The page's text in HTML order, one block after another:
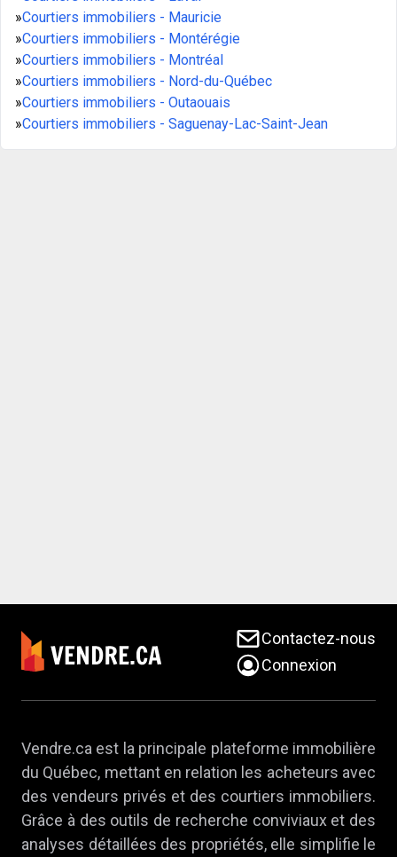
»Courtiers immobiliers - Mauricie
»Courtiers immobiliers - Montérégie
»Courtiers immobiliers - Montréal
»Courtiers immobiliers - Nord-du-Québec
»Courtiers immobiliers - Outaouais
»Courtiers immobiliers - Saguenay-Lac-Saint-Jean
Contactez-nous
Connexion
Vendre.ca est la principale plateforme immobilière
du Québec, mettant en relation les acheteurs avec
des vendeurs privés et des courtiers immobiliers.
Grâce à des outils de recherche conviviaux et des
analyses détaillées des propriétés, elle simplifie le